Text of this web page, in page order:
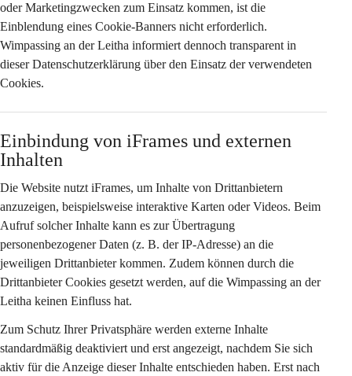
oder Marketingzwecken zum Einsatz kommen, ist die
Einblendung eines Cookie-Banners nicht erforderlich.
Wimpassing an der Leitha informiert dennoch transparent in
dieser Datenschutzerklärung über den Einsatz der verwendeten
Cookies.
Einbindung von iFrames und externen
Inhalten
Die Website nutzt iFrames, um Inhalte von Drittanbietern
anzuzeigen, beispielsweise interaktive Karten oder Videos. Beim
Aufruf solcher Inhalte kann es zur Übertragung
personenbezogener Daten (z. B. der IP-Adresse) an die
jeweiligen Drittanbieter kommen. Zudem können durch die
Drittanbieter Cookies gesetzt werden, auf die Wimpassing an der
Leitha keinen Einfluss hat.
Zum Schutz Ihrer Privatsphäre werden externe Inhalte
standardmäßig deaktiviert und erst angezeigt, nachdem Sie sich
aktiv für die Anzeige dieser Inhalte entschieden haben. Erst nach